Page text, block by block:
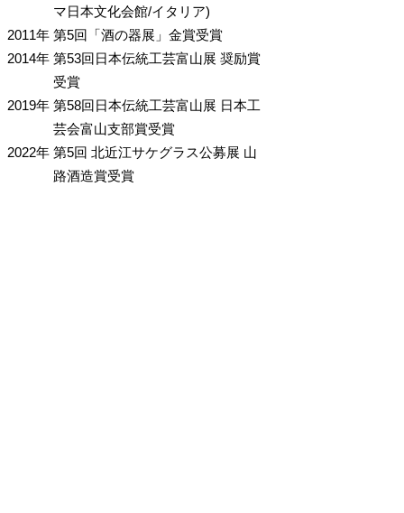
マ日本文化会館/イタリア)
2011年 第5回「酒の器展」金賞受賞
2014年 第53回日本伝統工芸富山展 奨励賞
受賞
2019年 第58回日本伝統工芸富山展 日本工
芸会富山支部賞受賞
2022年 第5回 北近江サケグラス公募展 山
路酒造賞受賞